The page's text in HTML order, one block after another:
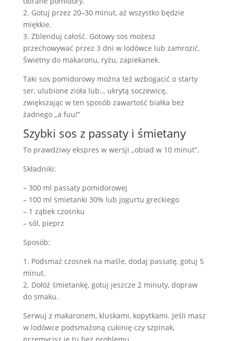
2. Gotuj przez 20–30 minut, aż wszystko będzie
miękkie.
3. Zblenduj całość. Gotowy sos możesz
przechowywać przez 3 dni w lodówce lub zamrozić.
Świetny do makaronu, ryżu, zapiekanek.
Taki sos pomidorowy można też wzbogacić o starty
ser, ulubione zioła lub… ukrytą soczewicę,
zwiększając w ten sposób zawartość białka bez
żadnego „a fuu!”
Szybki sos z passaty i śmietany
To prawdziwy ekspres w wersji „obiad w 10 minut”.
Składniki:
– 300 ml passaty pomidorowej
– 100 ml śmietanki 30% lub jogurtu greckiego
– 1 ząbek czosnku
– sól, pieprz
Sposób:
1. Podsmaż czosnek na maśle, dodaj passatę, gotuj 5
minut.
2. Dołóż śmietankę, gotuj jeszcze 2 minuty, dopraw
do smaku.
Serwuj z makaronem, kluskami, kopytkami. Jeśli masz
w lodówce podsmażoną cukinię czy szpinak,